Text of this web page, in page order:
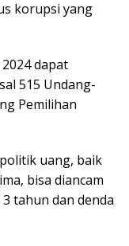
korupsi yang
dapat
515 Undang-
Pemilihan
uang, baik
bisa diancam
tahun dan denda